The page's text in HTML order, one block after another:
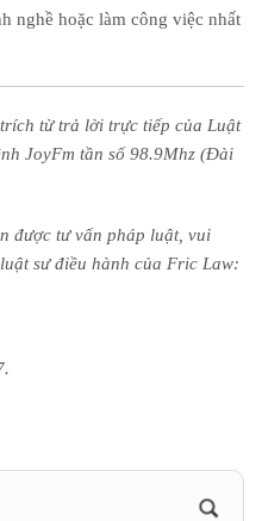
nghề hoặc làm công việc nhất
từ trả lời trực tiếp của Luật
JoyFm tần số 98.9Mhz (Đài
được tư vấn pháp luật, vui
sư điều hành của Fric Law: